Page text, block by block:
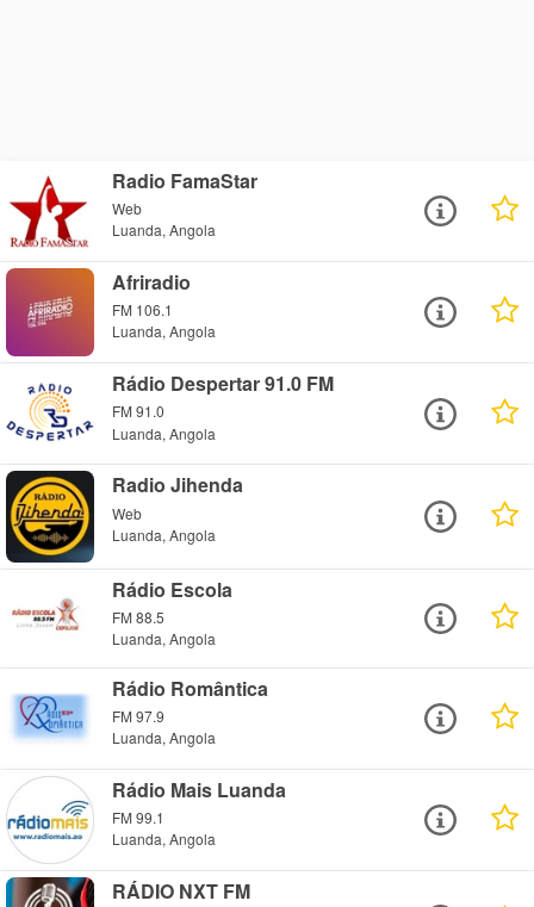
Radio FamaStar
Web
Luanda, Angola
Afriradio
FM 106.1
Luanda, Angola
Rádio Despertar 91.0 FM
FM 91.0
Luanda, Angola
Radio Jihenda
Web
Luanda, Angola
Rádio Escola
FM 88.5
Luanda, Angola
Rádio Romântica
FM 97.9
Luanda, Angola
Rádio Mais Luanda
FM 99.1
Luanda, Angola
RÁDIO NXT FM